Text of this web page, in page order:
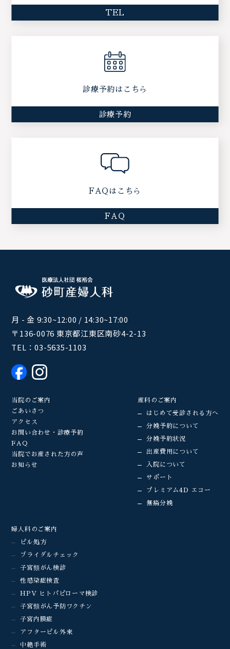
TEL
診療予約はこちら
診療予約
FAQはこちら
FAQ
月 - 金 9:30~12:00 / 14:30~17:00
〒136-0076 東京都江東区南砂4-2-13
TEL：03-5635-1103
当院のご案内
ごあいさつ
アクセス
お問い合わせ・診療予約
FAQ
当院でお産された方の声
お知らせ
産科のご案内
はじめて受診される方へ
分娩予約について
分娩予約状況
出産費用について
入院について
サポート
プレミアム4D エコー
無痛分娩
婦人科のご案内
ピル処方
ブライダルチェック
子宮頸がん検診
性感染症検査
HPV ヒトパピローマ検診
子宮頸がん予防ワクチン
子宮内膜症
アフターピル外来
中絶手術